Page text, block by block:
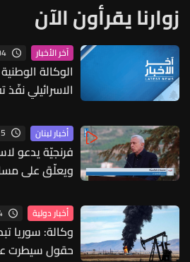
زوارنا يقرأون الآن
آخر الأخبار
الوكالة
الاسرائيلي
أخبار لبنان
فرنجيّة يدعو
ويعلّق على
أخبار دولية
وكالة: سوريا
حقول سيطرت